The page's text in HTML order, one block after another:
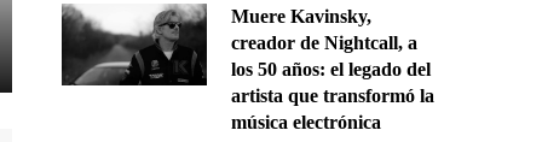
Muere Kavinsky,
creador de Nightcall, a
los 50 años: el legado del
artista que transformó la
música electrónica